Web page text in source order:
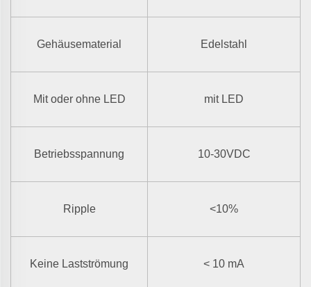
Gehäusematerial Edelstahl
Mit oder ohne LED mit LED
Betriebsspannung 10-30VDC
Ripple <10%
Keine Lastströmung < 10 mA